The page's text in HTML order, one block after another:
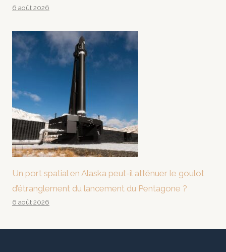
6 août 2026
Un port spatial en Alaska peut-il atténuer le goulot
d’étranglement du lancement du Pentagone ?
6 août 2026